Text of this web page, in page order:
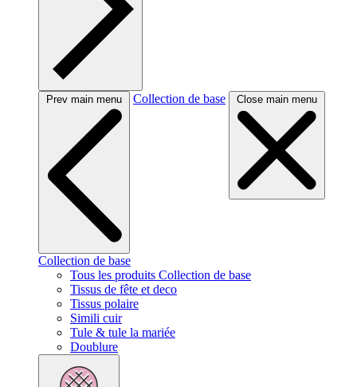
Prev main menu Collection de base Close main menu
Collection de base
Tous les produits Collection de base
Tissus de fête et deco
Tissus polaire
Simili cuir
Tule & tule la mariée
Doublure